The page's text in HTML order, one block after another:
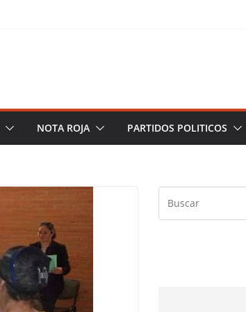
NOTA ROJA PARTIDOS POLITICOS